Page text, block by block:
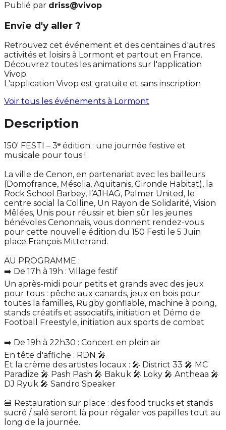
Publié par driss@vivop
Envie d'y aller ?
Retrouvez cet événement et des centaines d'autres
activités et loisirs à Lormont et partout en France.
Découvrez toutes les animations sur l'application
Vivop.
L'application Vivop est gratuite et sans inscription
Voir tous les événements à Lormont
Description
150' FESTI – 3ᵉ édition : une journée festive et
musicale pour tous !
La ville de Cenon, en partenariat avec les bailleurs
(Domofrance, Mésolia, Aquitanis, Gironde Habitat), la
Rock School Barbey, l’AJHAG, Palmer United, le
centre social la Colline, Un Rayon de Solidarité, Vision
Mêlées, Unis pour réussir et bien sûr les jeunes
bénévoles Cenonnais, vous donnent rendez-vous
pour cette nouvelle édition du 150 Festi le 5 Juin
place François Mitterrand.
AU PROGRAMME :
➡️ De 17h à 19h : Village festif
Un après-midi pour petits et grands avec des jeux
pour tous : pêche aux canards, jeux en bois pour
toutes la familles, Rugby gonflable, machine à poing,
stands créatifs et associatifs, initiation et Démo de
Football Freestyle, initiation aux sports de combat
➡️ De 19h à 22h30 : Concert en plein air
En tête d'affiche : RDN 🎤
Et la crème des artistes locaux : 🎤 District 33 🎤 MC
Paradize 🎤 Pash Pash 🎤 Bakuk 🎤 Loky 🎤 Antheaa 🎤
DJ Ryuk 🎤 Sandro Speaker
🍔 Restauration sur place : des food trucks et stands
sucré / salé seront là pour régaler vos papilles tout au
long de la journée.